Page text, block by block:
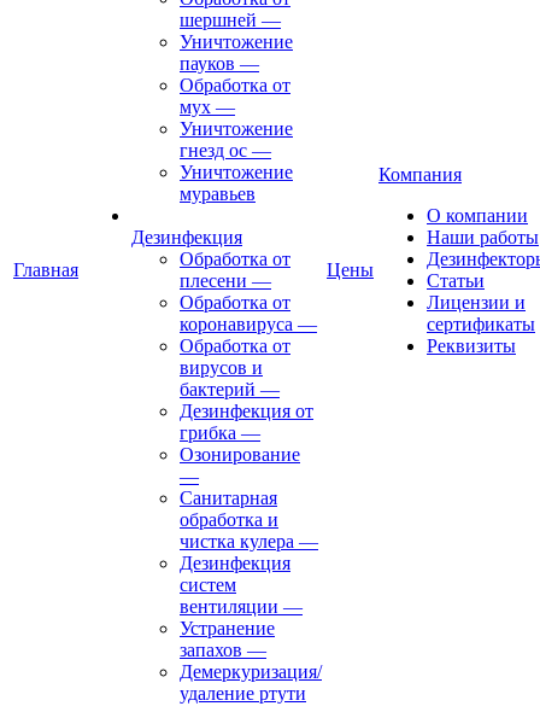
Главная
шершней —
Уничтожение
пауков —
Обработка от
мух —
Уничтожение
гнезд ос —
Уничтожение
муравьев
Дезинфекция
Обработка от
плесени —
Обработка от
коронавируса —
Обработка от
вирусов и
бактерий —
Дезинфекция от
грибка —
Озонирование
—
Санитарная
обработка и
чистка кулера —
Дезинфекция
систем
вентиляции —
Устранение
запахов —
Демеркуризация/
удаление ртути
Цены
Компания
О компании
Наши работы
Статьи
Лицензии и
сертификаты
Реквизиты